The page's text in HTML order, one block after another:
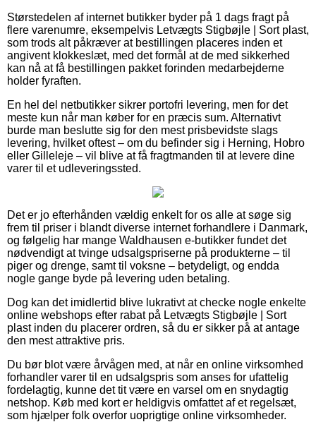
Størstedelen af internet butikker byder på 1 dags fragt på
flere varenumre, eksempelvis Letvægts Stigbøjle | Sort plast,
som trods alt påkræver at bestillingen placeres inden et
angivent klokkeslæt, med det formål at de med sikkerhed
kan nå at få bestillingen pakket forinden medarbejderne
holder fyraften.
En hel del netbutikker sikrer portofri levering, men for det
meste kun når man køber for en præcis sum. Alternativt
burde man beslutte sig for den mest prisbevidste slags
levering, hvilket oftest – om du befinder sig i Herning, Hobro
eller Gilleleje – vil blive at få fragtmanden til at levere dine
varer til et udleveringssted.
Det er jo efterhånden vældig enkelt for os alle at søge sig
frem til priser i blandt diverse internet forhandlere i Danmark,
og følgelig har mange Waldhausen e-butikker fundet det
nødvendigt at tvinge udsalgspriserne på produkterne – til
piger og drenge, samt til voksne – betydeligt, og endda
nogle gange byde på levering uden betaling.
Dog kan det imidlertid blive lukrativt at checke nogle enkelte
online webshops efter rabat på Letvægts Stigbøjle | Sort
plast inden du placerer ordren, så du er sikker på at antage
den mest attraktive pris.
Du bør blot være årvågen med, at når en online virksomhed
forhandler varer til en udsalgspris som anses for ufattelig
fordelagtig, kunne det tit være en varsel om en snydagtig
netshop. Køb med kort er heldigvis omfattet af et regelsæt,
som hjælper folk overfor uoprigtige online virksomheder.